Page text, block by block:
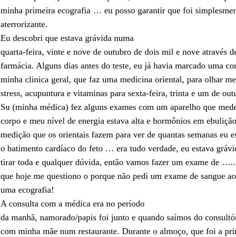
minha primeira ecografia … eu posso garantir que foi
aterrorizante.
Eu descobri que estava grávida numa
quarta-feira, vinte e nove de outubro de dois mil e nove através
farmácia. Alguns dias antes do teste, eu já havia marcado uma
minha clinica geral, que faz uma medicina oriental, para olhar
stress, acupuntura e vitaminas para sexta-feira, trinta e um de
Su (minha médica) fez alguns exames com um aparelho que
corpo e meu nível de energia estava alta e hormônios em
medição que os orientais fazem para ver de quantas semanas eu
o batimento cardíaco do feto … era tudo verdade, eu estava
tirar toda e qualquer dúvida, então vamos fazer um exame de
que hoje me questiono o porque não pedi um exame de sangue
uma ecografia!
A consulta com a médica era no período
da manhã, namorado/papis foi junto e quando saímos do
com minha mãe num restaurante. Durante o almoço, que foi a